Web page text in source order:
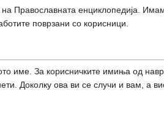
Православната енциклопедија.
поврзани со корисници.
име. За корисничките имиња од
Доколку ова ви се случи и вам, а